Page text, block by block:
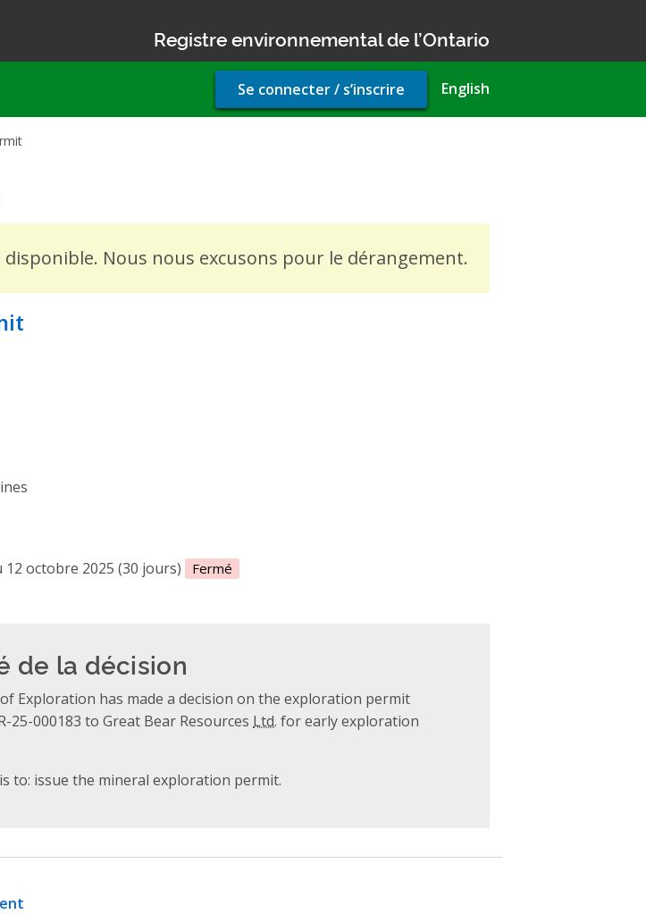
Registre environnemental de l’Ontario
English
User
account
Se connecter / s’inscrire
Nous nous excusons pour le dérangement.
octobre 2025 (30 jours) Fermé
de la décision
Exploration has made a decision on the exploration permit
25-000183 to Great Bear Resources Ltd. for early exploration
to: issue the mineral exploration permit.